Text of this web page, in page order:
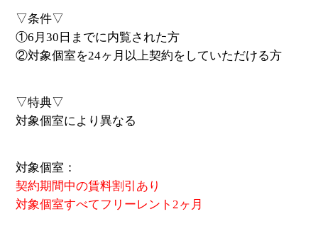
▽条件▽
①6月30日までに内覧された方
②対象個室を24ヶ月以上契約をしていただける方
▽特典▽
対象個室により異なる
対象個室：
契約期間中の賃料割引あり
対象個室すべてフリーレント2ヶ月